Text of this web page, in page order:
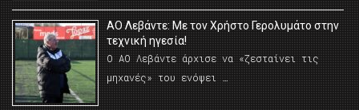
ΑΟ Λεβάντε: Με τον Χρήστο Γερολυμάτο στην
τεχνική ηγεσία!
Ο ΑΟ Λεβάντε άρχισε να «ζεσταίνει τις
μηχανές» του ενόψει …